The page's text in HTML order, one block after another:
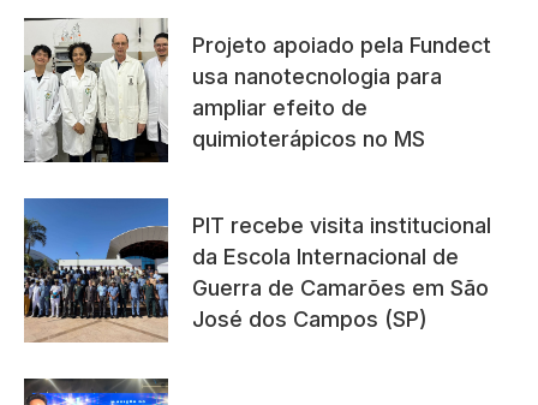
Projeto apoiado pela Fundect
usa nanotecnologia para
ampliar efeito de
quimioterápicos no MS
PIT recebe visita institucional
da Escola Internacional de
Guerra de Camarões em São
José dos Campos (SP)